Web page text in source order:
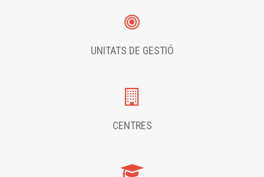
UNITATS DE GESTIÓ
CENTRES